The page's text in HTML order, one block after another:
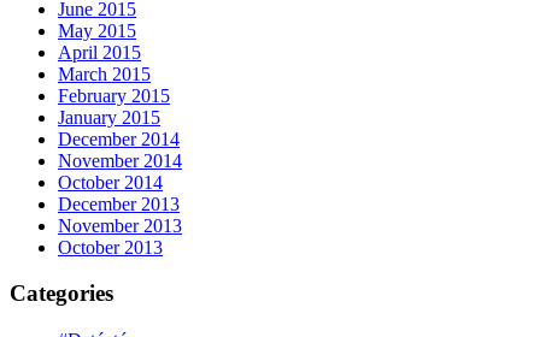
June 2015
May 2015
April 2015
March 2015
February 2015
January 2015
December 2014
November 2014
October 2014
December 2013
November 2013
October 2013
Categories